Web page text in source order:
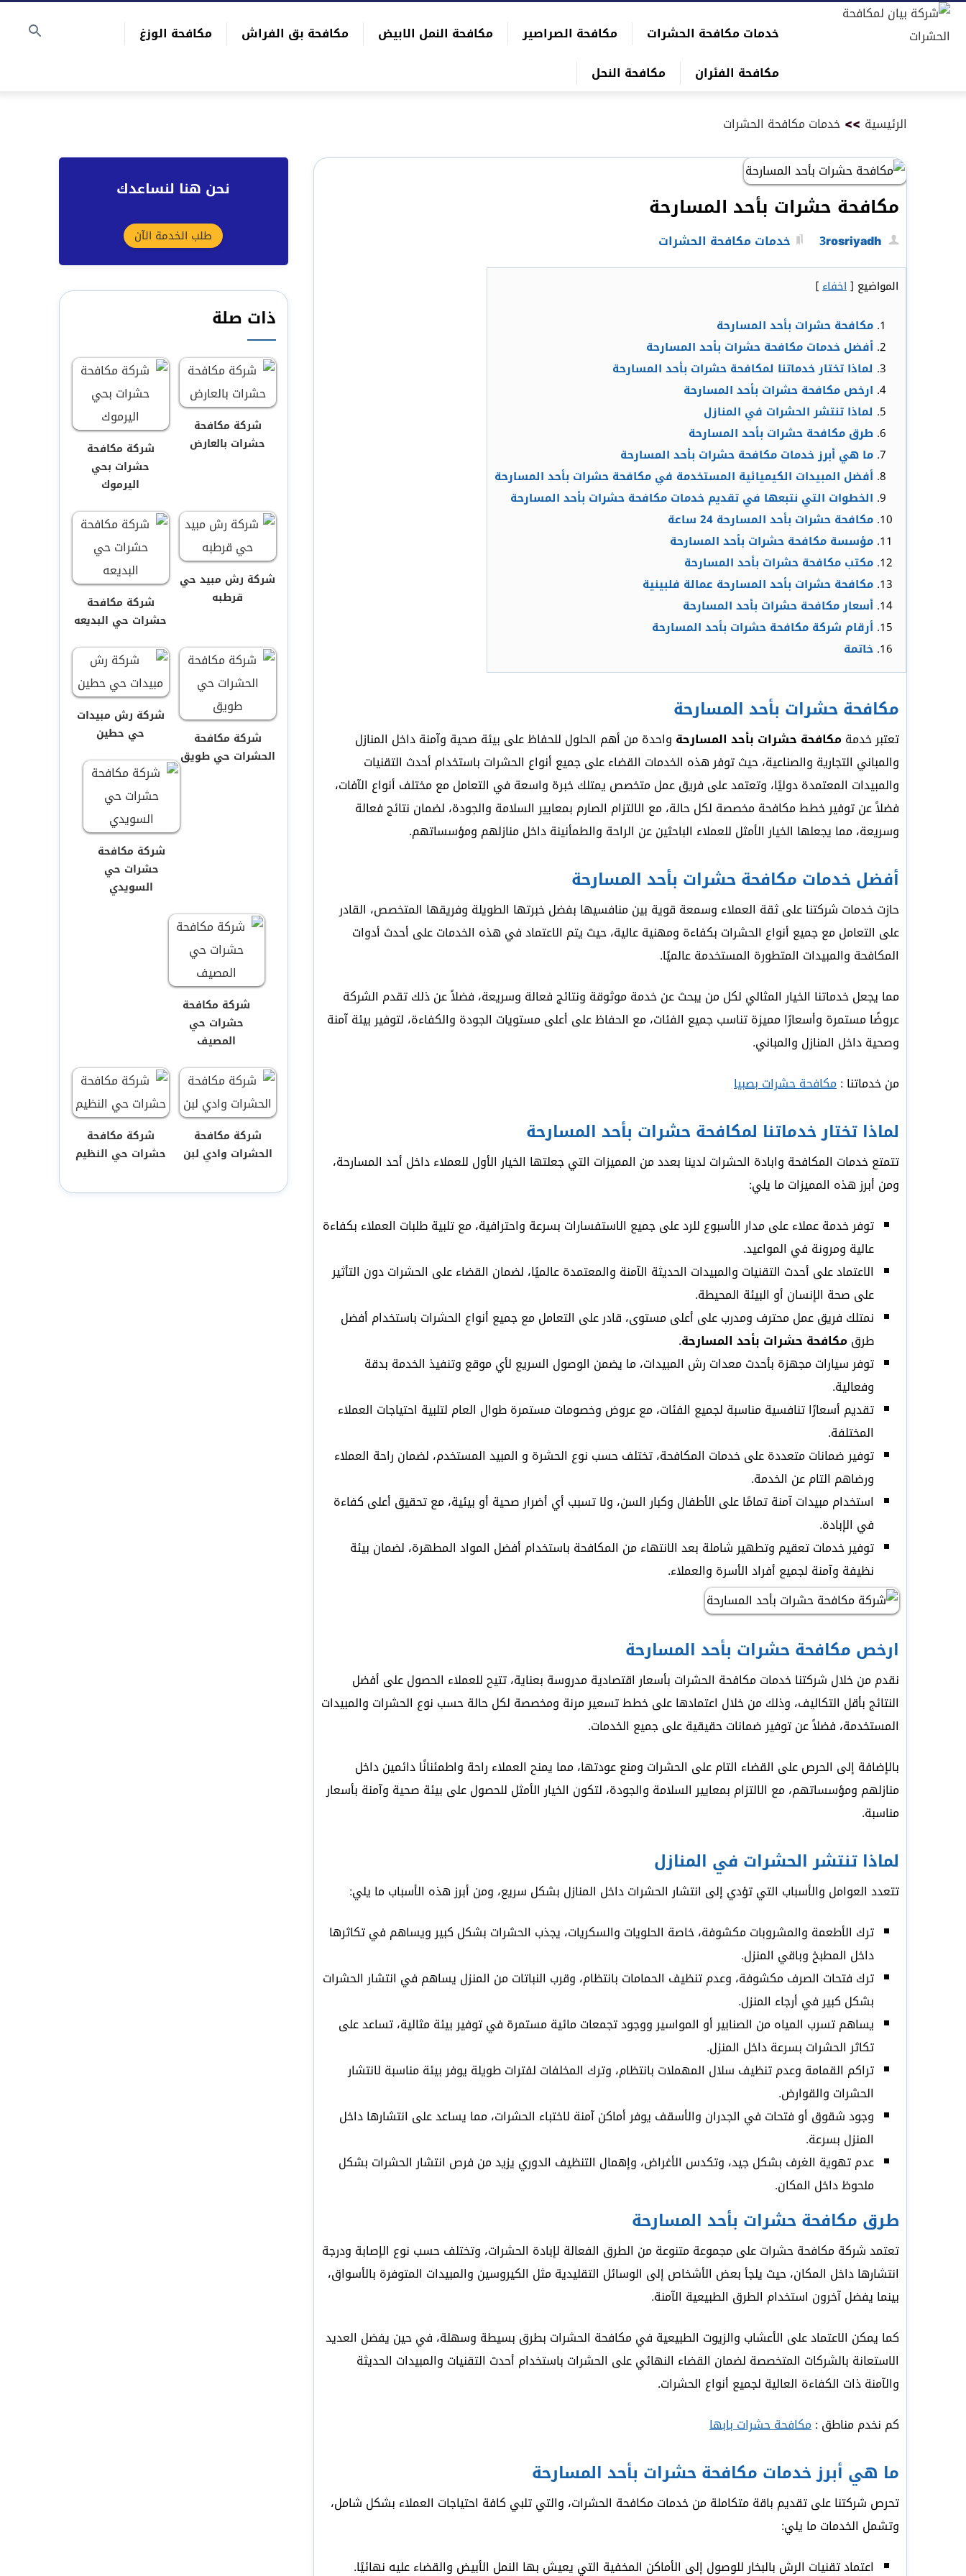
التجاوز
إلى
خدمات مكافحة الحشرات مكافحة الصراصير مكافحة النمل الابيض مكافحة بق الفراش
مكافحة الوزغ
مكافحة الفئران
مكافحة النحل
الرئيسية >> خدمات مكافحة الحشرات
مكافحة حشرات بأحد المسارحة
3rosriyadh خدمات مكافحة الحشرات
المواضيع [اخفاء]
مكافحة حشرات بأحد المسارحة
أفضل خدمات مكافحة حشرات بأحد المسارحة
لماذا تختار خدماتنا لمكافحة حشرات بأحد المسارحة
ارخص مكافحة حشرات بأحد المسارحة
لماذا تنتشر الحشرات في المنازل
طرق مكافحة حشرات بأحد المسارحة
ما هي أبرز خدمات مكافحة حشرات بأحد المسارحة
أفضل المبيدات الكيميائية المستخدمة في مكافحة حشرات بأحد المسارحة
الخطوات التي نتبعها في تقديم خدمات مكافحة حشرات بأحد المسارحة
مكافحة حشرات بأحد المسارحة 24 ساعة
مؤسسة مكافحة حشرات بأحد المسارحة
مكتب مكافحة حشرات بأحد المسارحة
مكافحة حشرات بأحد المسارحة عمالة فلبينية
أسعار مكافحة حشرات بأحد المسارحة
أرقام شركة مكافحة حشرات بأحد المسارحة
خاتمة
مكافحة حشرات بأحد المسارحة
تعتبر خدمةمكافحة حشرات بأحد المسارحة واحدة من أهم الحلول للحفاظ على بيئة صحية وآمنة داخل المنازل
والمباني التجارية والصناعية، حيث توفر هذه الخدمات القضاء على جميع أنواع الحشرات باستخدام أحدث التقنيات
والمبيدات المعتمدة دوليًا، وتعتمد على فريق عمل متخصص يمتلك خبرة واسعة في التعامل مع مختلف أنواع الآفات،
فضلاً عن توفير خطط مكافحة مخصصة لكل حالة، مع الالتزام الصارم بمعايير السلامة والجودة، لضمان نتائج فعالة
وسريعة، مما يجعلها الخيار الأمثل للعملاء الباحثين عن الراحة والطمأنينة داخل منازلهم ومؤسساتهم.
أفضل خدمات مكافحة حشرات بأحد المسارحة
حازت خدمات شركتنا على ثقة العملاء وسمعة قوية بين منافسيها بفضل خبرتها الطويلة وفريقها المتخصص، القادر
على التعامل مع جميع أنواع الحشرات بكفاءة ومهنية عالية، حيث يتم الاعتماد في هذه الخدمات على أحدث أدوات
المكافحة والمبيدات المتطورة المستخدمة عالميًا.
مما يجعل خدماتنا الخيار المثالي لكل من يبحث عن خدمة موثوقة ونتائج فعالة وسريعة، فضلاً عن ذلك تقدم الشركة
عروضًا مستمرة وأسعارًا مميزة تناسب جميع الفئات، مع الحفاظ على أعلى مستويات الجودة والكفاءة، لتوفير بيئة آمنة
وصحية داخل المنازل والمباني.
من خدماتنا :مكافحة حشرات بصبيا
لماذا تختار خدماتنا لمكافحة حشرات بأحد المسارحة
تتمتع خدمات المكافحة وابادة الحشرات لدينا بعدد من المميزات التي جعلتها الخيار الأول للعملاء داخل أحد المسارحة،
ومن أبرز هذه المميزات ما يلي:
توفر خدمة عملاء على مدار الأسبوع للرد على جميع الاستفسارات بسرعة واحترافية، مع تلبية طلبات العملاء بكفاءة
عالية ومرونة في المواعيد.
الاعتماد على أحدث التقنيات والمبيدات الحديثة الآمنة والمعتمدة عالميًا، لضمان القضاء على الحشرات دون التأثير
على صحة الإنسان أو البيئة المحيطة.
نمتلك فريق عمل محترف ومدرب على أعلى مستوى، قادر على التعامل مع جميع أنواع الحشرات باستخدام أفضل
طرقمكافحة حشرات بأحد المسارحة.
توفر سيارات مجهزة بأحدث معدات رش المبيدات، ما يضمن الوصول السريع لأي موقع وتنفيذ الخدمة بدقة
وفعالية.
تقديم أسعارًا تنافسية مناسبة لجميع الفئات، مع عروض وخصومات مستمرة طوال العام لتلبية احتياجات العملاء
المختلفة.
توفير ضمانات متعددة على خدمات المكافحة، تختلف حسب نوع الحشرة و المبيد المستخدم، لضمان راحة العملاء
ورضاهم التام عن الخدمة.
استخدام مبيدات آمنة تمامًا على الأطفال وكبار السن، ولا تسبب أي أضرار صحية أو بيئية، مع تحقيق أعلى كفاءة
في الإبادة.
توفير خدمات تعقيم وتطهير شاملة بعد الانتهاء من المكافحة باستخدام أفضل المواد المطهرة، لضمان بيئة
نظيفة وآمنة لجميع أفراد الأسرة والعملاء.
ارخص مكافحة حشرات بأحد المسارحة
نقدم من خلال شركتنا خدمات مكافحة الحشرات بأسعار اقتصادية مدروسة بعناية، تتيح للعملاء الحصول على أفضل
النتائج بأقل التكاليف، وذلك من خلال اعتمادها على خطط تسعير مرنة ومخصصة لكل حالة حسب نوع الحشرات والمبيدات
المستخدمة، فضلاً عن توفير ضمانات حقيقية على جميع الخدمات.
بالإضافة إلى الحرص على القضاء التام على الحشرات ومنع عودتها، مما يمنح العملاء راحة واطمئنانًا دائمين داخل
منازلهم ومؤسساتهم، مع الالتزام بمعايير السلامة والجودة، لتكون الخيار الأمثل للحصول على بيئة صحية وآمنة بأسعار
مناسبة.
لماذا تنتشر الحشرات في المنازل
تتعدد العوامل والأسباب التي تؤدي إلى انتشار الحشرات داخل المنازل بشكل سريع، ومن أبرز هذه الأسباب ما يلي:
ترك الأطعمة والمشروبات مكشوفة، خاصة الحلويات والسكريات، يجذب الحشرات بشكل كبير ويساهم في تكاثرها
داخل المطبخ وباقي المنزل.
ترك فتحات الصرف مكشوفة، وعدم تنظيف الحمامات بانتظام، وقرب النباتات من المنزل يساهم في انتشار الحشرات
بشكل كبير في أرجاء المنزل.
يساهم تسرب المياه من الصنابير أو المواسير ووجود تجمعات مائية مستمرة في توفير بيئة مثالية، تساعد على
تكاثر الحشرات بسرعة داخل المنزل.
تراكم القمامة وعدم تنظيف سلال المهملات بانتظام، وترك المخلفات لفترات طويلة يوفر بيئة مناسبة لانتشار
الحشرات والقوارض.
وجود شقوق أو فتحات في الجدران والأسقف يوفر أماكن آمنة لاختباء الحشرات، مما يساعد على انتشارها داخل
المنزل بسرعة.
عدم تهوية الغرف بشكل جيد، وتكدس الأغراض، وإهمال التنظيف الدوري يزيد من فرص انتشار الحشرات بشكل
ملحوظ داخل المكان.
طرق مكافحة حشرات بأحد المسارحة
تعتمد شركة مكافحة حشرات على مجموعة متنوعة من الطرق الفعالة لإبادة الحشرات، وتختلف حسب نوع الإصابة ودرجة
انتشارها داخل المكان، حيث يلجأ بعض الأشخاص إلى الوسائل التقليدية مثل الكيروسين والمبيدات المتوفرة بالأسواق،
بينما يفضل آخرون استخدام الطرق الطبيعية الآمنة.
كما يمكن الاعتماد على الأعشاب والزيوت الطبيعية في مكافحة الحشرات بطرق بسيطة وسهلة، في حين يفضل العديد
الاستعانة بالشركات المتخصصة لضمان القضاء النهائي على الحشرات باستخدام أحدث التقنيات والمبيدات الحديثة
والآمنة ذات الكفاءة العالية لجميع أنواع الحشرات.
كم نخدم مناطق :مكافحة حشرات بابها
ما هي أبرز خدمات مكافحة حشرات بأحد المسارحة
تحرص شركتنا على تقديم باقة متكاملة من خدمات مكافحة الحشرات، والتي تلبي كافة احتياجات العملاء بشكل شامل،
وتشمل الخدمات ما يلي:
اعتماد تقنيات الرش بالبخار للوصول إلى الأماكن المخفية التي يعيش بها النمل الأبيض والقضاء عليه نهائيًا.
نحن هنا لنساعدك
طلب الخدمة الآن
ذات صلة
شركة مكافحة
حشرات بالعارض
شركة مكافحة
حشرات بحي
اليرموك
شركة رش مبيد حي
قرطبه
شركة مكافحة
حشرات حي البديعه
شركة مكافحة
الحشرات حي طويق
شركة رش مبيدات
حي حطين
شركة مكافحة
حشرات حي
السويدي
شركة مكافحة
حشرات حي
المصيف
شركة مكافحة
الحشرات وادي لبن
شركة مكافحة
حشرات حي النظيم